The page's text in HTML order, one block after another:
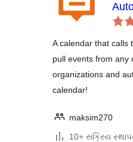
A calendar that calls
pull events from any
organizations and
calendar!
maksim270
10+ સક્રિય